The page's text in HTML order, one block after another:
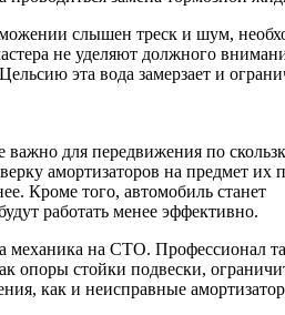
слышен треск и шум,
не уделяют должного
эта вода замерзает и
для передвижения по
амортизаторов на предмет их
Кроме того, автомобиль станет
работать менее эффективно.
механика на СТО. Профессионал
опоры стойки подвески,
как и неисправные